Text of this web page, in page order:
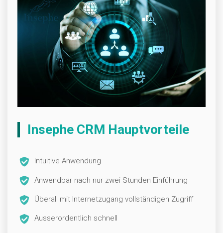
Insephe CRM Hauptvorteile
Intuitive Anwendung
Anwendbar nach nur zwei Stunden Einführung
Überall mit Internetzugang vollständigen Zugriff
Ausserordentlich schnell